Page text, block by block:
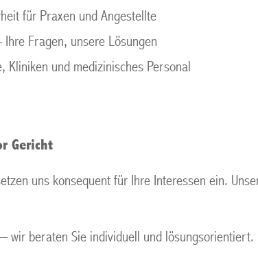
für Praxen und Angestellte
Fragen, unsere Lösungen
und medizinisches Personal
Gericht
uns konsequent für Ihre Interessen ein.
wir beraten Sie individuell und lösungsorientiert.